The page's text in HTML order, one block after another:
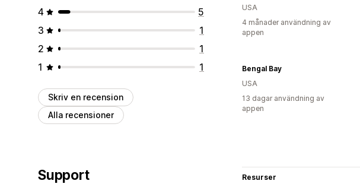
4
5
3
1
2
1
1
1
Skriv en recension
Alla recensioner
USA
4 månader användning av
appen
Bengal Bay
USA
13 dagar användning av
appen
Support Resurser